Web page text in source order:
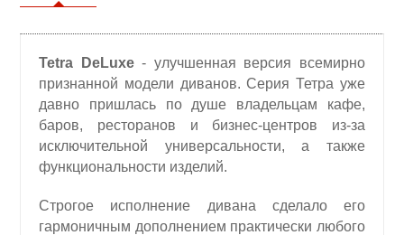
Tetra DeLuxe- улучшенная версия всемирно
признанной модели диванов. Серия Тетра уже
давно пришлась по душе владельцам кафе,
баров, ресторанов и бизнес-центров из-за
исключительной универсальности, а также
функциональности изделий.
Строгое исполнение дивана сделало его
гармоничным дополнением практически любого